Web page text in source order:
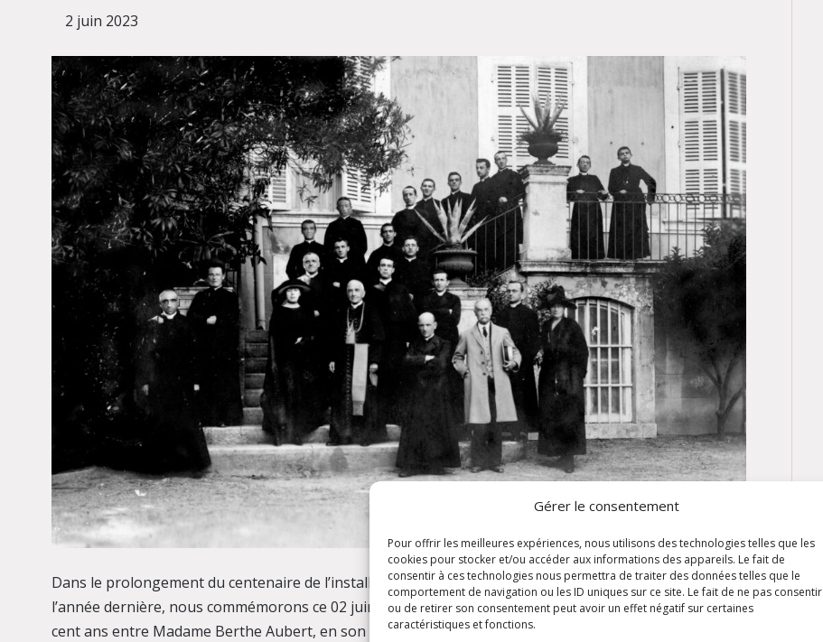
Gérer le consentement
Pour offrir les meilleures expériences, nous utilisons des technologies telles que les
cookies pour stocker et/ou accéder aux informations des appareils. Le fait de
consentir à ces technologies nous permettra de traiter des données telles que le
comportement de navigation ou les ID uniques sur ce site. Le fait de ne pas consentir
ou de retirer son consentement peut avoir un effet négatif sur certaines
caractéristiques et fonctions.
2 juin 2023
Dans le prolongement du centenaire de l’installation du Grand Séminaire à la Castille que nous célébrions
l’année dernière, nous commémorons ce 02 juin 2023 la convention perpétuelle signée il y a tout juste
cent ans entre Madame Berthe Aubert, en son nom et celui de son époux récemment défunt, et